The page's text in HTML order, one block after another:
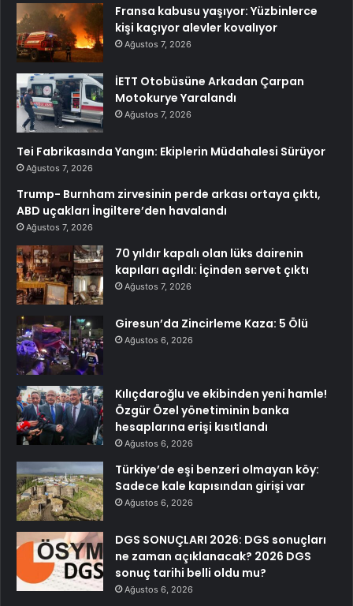
Fransa kabusu yaşıyor: Yüzbinlerce
kişi kaçıyor alevler kovalıyor
Ağustos 7, 2026
İETT Otobüsüne Arkadan Çarpan
Motokurye Yaralandı
Ağustos 7, 2026
Tei Fabrikasında Yangın: Ekiplerin Müdahalesi Sürüyor
Ağustos 7, 2026
Trump- Burnham zirvesinin perde arkası ortaya çıktı,
ABD uçakları İngiltere’den havalandı
Ağustos 7, 2026
70 yıldır kapalı olan lüks dairenin
kapıları açıldı: İçinden servet çıktı
Ağustos 7, 2026
Giresun’da Zincirleme Kaza: 5 Ölü
Ağustos 6, 2026
Kılıçdaroğlu ve ekibinden yeni hamle!
Özgür Özel yönetiminin banka
hesaplarına erişi kısıtlandı
Ağustos 6, 2026
Türkiye’de eşi benzeri olmayan köy:
Sadece kale kapısından girişi var
Ağustos 6, 2026
DGS SONUÇLARI 2026: DGS sonuçları
ne zaman açıklanacak? 2026 DGS
sonuç tarihi belli oldu mu?
Ağustos 6, 2026